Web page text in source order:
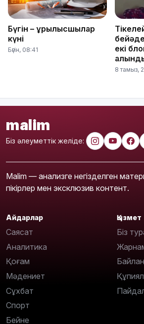
Бүгін – Құрылысшылар
күні
Бүгін, 08:41
екі
8 тамыз,
malim
Біз әлеуметтік желіде:
Malim — анализге негізделген
пікірлер мен эксклюзив контент.
Айдарлар
Саясат
Аналитика
Қоғам
Мәдениет
Сұхбат
Спорт
Бейне
Қызмет
Біз